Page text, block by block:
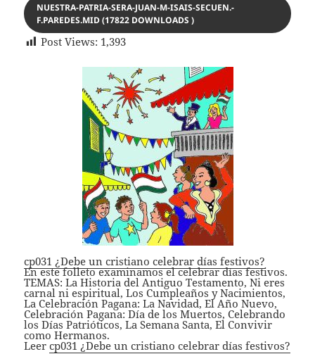
NUESTRA-PATRIA-SERA-JUAN-M-ISAIS-SECUEN.-
F.PAREDES.MID (17822 DOWNLOADS )
Post Views: 1,393
cp031 ¿Debe un cristiano celebrar días festivos?
En este folleto examinamos el celebrar días festivos.
TEMAS: La Historia del Antiguo Testamento, Ni eres
carnal ni espiritual, Los Cumpleaños y Nacimientos,
La Celebración Pagana: La Navidad, El Año Nuevo,
Celebración Pagana: Día de los Muertos, Celebrando
los Días Patrióticos, La Semana Santa, El Convivir
como Hermanos.
Leercp031 ¿Debe un cristiano celebrar días festivos?